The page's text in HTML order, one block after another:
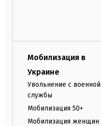
Мобилизация в
Украине
Увольнение с военной
службы
Мобилизация 50+
Мобилизация женщин